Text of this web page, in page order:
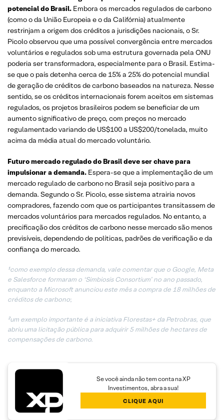
potencial do Brasil. Embora os mercados regulados de carbono
(como o da União Europeia e o da Califórnia) atualmente
restrinjam a origem dos créditos a jurisdições nacionais, o Sr.
Picolo observou que uma possível convergência entre mercados
voluntários e regulados sob uma estrutura governada pela ONU
poderia ser transformadora, especialmente para o Brasil. Estima-
se que o país detenha cerca de 15% a 25% do potencial mundial
de geração de créditos de carbono baseados na natureza. Nesse
sentido, se os créditos internacionais forem aceitos em sistemas
regulados, os projetos brasileiros podem se beneficiar de um
aumento significativo de preço, com preços no mercado
regulamentado variando de US$100 a US$200/tonelada, muito
acima da média atual do mercado voluntário.
Futuro mercado regulado do Brasil deve ser chave para
impulsionar a demanda. Espera-se que a implementação de um
mercado regulado de carbono no Brasil seja positivo para a
demanda. Segundo o Sr. Picolo, esse sistema atrairia novos
compradores, fazendo com que os participantes transitassem de
mercados voluntários para mercados regulados. No entanto, a
precificação dos créditos de carbono nesse mercado são menos
previsíveis, dependendo de políticas, padrões de verificação e da
confiança do mercado.
¹como exemplo dessa demanda, vale comentar que o Google, Meta
e Salesforce formaram o ‘Simbiosis Consortium’ no ano passado,
enquanto a Microsoft anunciou este mês a compra de 18 milhões de
créditos de carbono;
²um exemplo importante é a iniciativa Florestas+ da Petrobras, que
abriu uma licitação pública para adquirir 5 milhões de hectares de
compensações de carbono.
Se você ainda não tem conta na XP
Investimentos, abra a sua!
CLIQUE AQUI